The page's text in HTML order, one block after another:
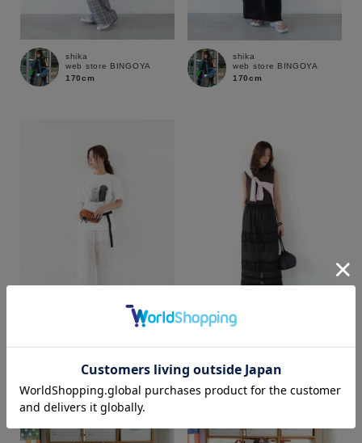
shika
web store BINGOYA
170cm
shika
web store BINGOYA
170cm
170cm
170cm